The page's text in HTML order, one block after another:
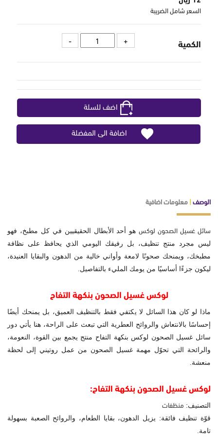
السعر شامل الضريبة
الكمية
اضف للسلة
اضافة الى المفضلة
الوصف|معلومات اضافية
سائل غسيل الصحون لوكسهو أحد الأبطال الحقيقيين في كل مطبخ، فهو
ليس مجرد منتج تنظيف، بل رفيقك اليومي الذي يحافظ على نظافة
مطبخك، ويمنحك صحونًا لامعة وأواني خالية من الدهون والبقايا العنيدة،
ليكون جزءًا أساسيًا من يومك المليء بالتفاصيل.
لوكس غسيل الصحون بنكهة التفاح
ماذا لو كان هذا السائل لا يكتفي فقط بالتنظيف العميق، بل يمنحك أيضًا
إحساسًا بالانتعاش والروائح العطرية التي تبعث على الراحة، هنا يأتي دور
سائل غسيل الصحون لوكس بنكهة التفاح منتج يجمع بين القوة، النعومة،
والرائحة التي تحوّل مهمة غسيل الصحون من عمل روتيني إلى لحظة
منعشة.
لوكس غسيل الصحون بنكهة التفاح:
التصنيف: منظفات
قوّة تنظيف فائقة: يزيل الدهون، بقايا الطعام، والروائح الصعبة بسهولة
تامة.